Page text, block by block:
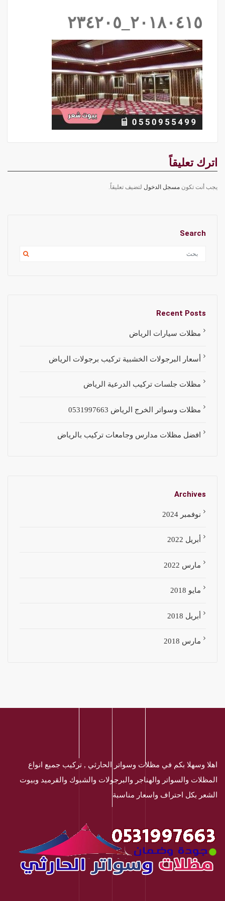
٢٠١٨٠٤١٥_٢٣٤٢٠٥
اترك تعليقاً
يجب أنت تكون مسجل الدخول لتضيف تعليقاً.
Search
Recent Posts
مظلات سيارات الرياض
أسعار البرجولات الخشبية تركيب برجولات الرياض
مظلات جلسات تركيب الدرعية الرياض
مظلات وسواتر الخرج الرياض 0531997663
افضل مظلات مدارس وجامعات تركيب بالرياض
Archives
نوفمبر 2024
أبريل 2022
مارس 2022
مايو 2018
أبريل 2018
مارس 2018
اهلا وسهلا بكم في مظلات وسواتر الحارثي , تركيب جميع انواع
المظلات والسواتر والهناجر والبرجولات والشبوك والقرميد وبيوت
الشعر بكل احتراف واسعار مناسبة